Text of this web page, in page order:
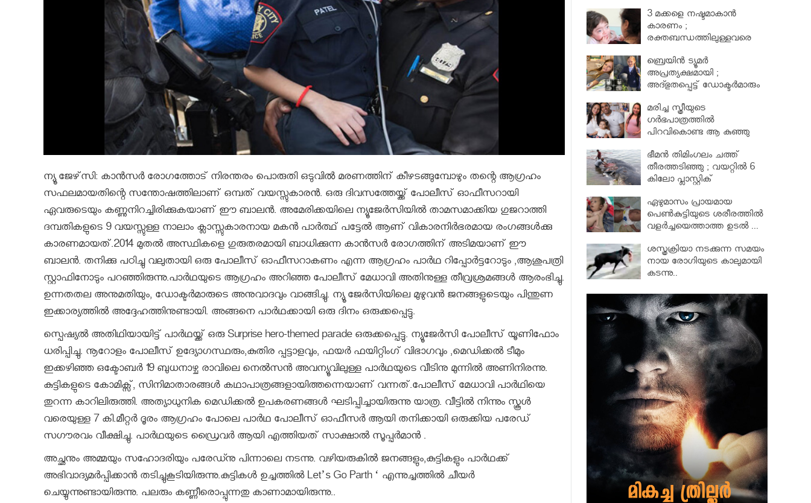
ന്യൂ ജേഴ്‌സി: കാൻസർ രോഗത്തോട് നിരന്തരം പൊരുതി ഒടുവിൽ മരണത്തിന് കീഴടങ്ങുമ്പോഴും തന്റെ ആഗ്രഹം
സഫലമായതിന്റെ സന്തോഷത്തിലാണ് ഒമ്പത് വയസ്സുകാരൻ. ഒരു ദിവസത്തേയ്ക്ക് പോലീസ് ഓഫീസറായി
ഏവരുടെയും കണ്ണുനിറച്ചിരിക്കുകയാണ് ഈ ബാലൻ. അമേരിക്കയിലെ ന്യൂജേര്‍സിയില്‍ താമസമാക്കിയ ഗുജറാത്തി
ദമ്പതികളുടെ 9 വയസ്സുള്ള നാലാം ക്ലാസ്സുകാരനായ മകന്‍ പാര്‍ത്ഥ് പട്ടേല്‍ ആണ് വികാരനിര്‍ഭരമായ രംഗങ്ങള്‍ക്കു
കാരണമായത്.2014 മുതല്‍ അസ്ഥികളെ ഗുരുതരമായി ബാധിക്കുന്ന കാൻസർ രോഗത്തിന് അടിമയാണ് ഈ
ബാലന്‍. തനിക്കു പഠിച്ചു വലുതായി ഒരു പോലീസ് ഓഫീസറാകണം എന്ന ആഗ്രഹം പാര്‍ഥ റിപ്പോര്‍ട്ടറോടും ,ആശുപത്രി
സ്റ്റാഫിനോടും പറഞ്ഞിരുന്നു.പാര്‍ഥയുടെ ആഗ്രഹം അറിഞ്ഞ പോലീസ് മേധാവി അതിനുള്ള തീവ്രശ്രമങ്ങള്‍ ആരംഭിച്ചു.
ഉന്നതതല അനുമതിയും, ഡോക്ടര്‍മാരുടെ അനുവാദവും വാങ്ങിച്ചു. ന്യൂ ജേര്‍സിയിലെ മുഴുവന്‍ ജനങ്ങളുടെയും പിന്തുണ
ഇക്കാര്യത്തില്‍ അദ്ദേഹത്തിനുണ്ടായി. അങ്ങനെ പാര്‍ഥക്കായി ഒരു ദിനം ഒരുക്കപ്പെട്ടു.
സ്പെഷ്യല്‍ അതിഥിയായിട്ട് പാര്‍ഥയ്ക്ക് ഒരു Surprise hero-themed parade ഒരുക്കപ്പെട്ടു. ന്യൂജേര്‍സി പോലീസ് യൂണിഫോം
ധരിപ്പിച്ചു. നൂറോളം പോലീസ് ഉദ്യോഗസ്ഥരും,കുതിര പ്പട്ടാളവും, ഫയര്‍ ഫയിറ്റിംഗ് വിഭാഗവും ,മെഡിക്കല്‍ ടീമും
ഇക്കഴിഞ്ഞ ഒക്ടോബര്‍ 19 ബുധനാഴ്ച രാവിലെ നെല്‍സന്‍ അവന്യൂവിലുള്ള പാര്‍ഥയുടെ വീടിനു മുന്നില്‍ അണിനിരന്നു.
കുട്ടികളുടെ കോമിക്സ്, സിനിമാതാരങ്ങള്‍ കഥാപാത്രങ്ങളായിത്തന്നെയാണ് വന്നത്.പോലീസ് മേധാവി പാര്‍ഥിയെ
തുറന്ന കാറിലിരുത്തി. അത്യാധുനിക മെഡിക്കല്‍ ഉപകരണങ്ങള്‍ ഘടിപ്പിച്ചായിരുന്നു യാത്ര. വീട്ടില്‍ നിന്നും സ്കൂള്‍
വരെയുള്ള 7 കി.മീറ്റര്‍ ദൂരം ആഗ്രഹം പോലെ പാര്‍ഥ പോലീസ് ഓഫീസര്‍ ആയി തനിക്കായി ഒരുക്കിയ പരേഡ്
സഗൗരവം വീക്ഷിച്ചു. പാര്‍ഥയുടെ ഡ്രൈവര്‍ ആയി എത്തിയത് സാക്ഷാല്‍ സൂപ്പര്‍മാന്‍ .
അച്ഛനും അമ്മയും സഹോദരിയും പരേഡ്നു പിന്നാലെ നടന്നു. വഴിയരുകില്‍ ജനങ്ങളും,കുട്ടികളും പാര്‍ഥക്ക്
അഭിവാദ്യമര്‍പ്പിക്കാന്‍ തടിച്ചുകൂടിയിരുന്നു.കുട്ടികള്‍ ഉച്ചത്തില്‍ Let’s Go Parth ‘ എന്നുച്ചത്തില്‍ ചീയര്‍
ചെയ്യുന്നുണ്ടായിരുന്നു. പലരും കണ്ണീരൊപ്പുന്നതു കാണാമായിരുന്നു..
3 മക്കളെ നഷ്ടമാകാൻ
കാരണം ;
രക്തബന്ധത്തിലുള്ളവരെ
ബ്രെയിൻ ട്യൂമർ
അപ്രത്യക്ഷമായി ;
അദ്ഭുതപ്പെട്ട് ഡോക്ടർമാരും
മരിച്ച സ്ത്രീയുടെ
ഗര്‍ഭപാത്രത്തില്‍
പിറവികൊണ്ട ആ കുഞ്ഞു
ഭീമന്‍ തിമിംഗലം ചത്ത്
തീരത്തടിഞ്ഞു ; വയറ്റില്‍ 6
കിലോ പ്ലാസ്റ്റിക്
ഏഴുമാസം പ്രായമായ
പെണ്‍കുട്ടിയുടെ ശരീരത്തില്‍
വളര്‍ച്ചയെത്താത്ത ഉടല്‍ ...
ശസ്ത്രക്രിയാ നടക്കുന്ന സമയം
നായ രോഗിയുടെ കാലുമായി
കടന്നു..